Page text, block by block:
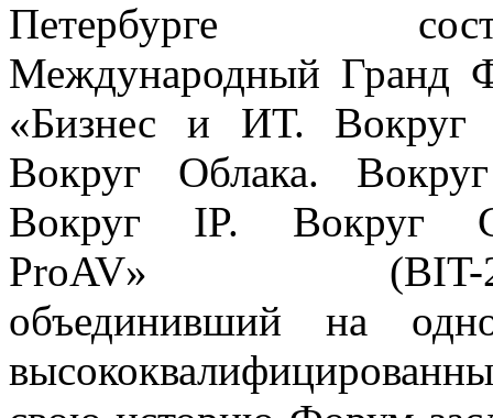
Петербурге
Международный Гранд
«Бизнес и ИТ.
Вокруг Облака.
Вокруг IP. Вокруг
ProAV» (BIT-
объединивший на